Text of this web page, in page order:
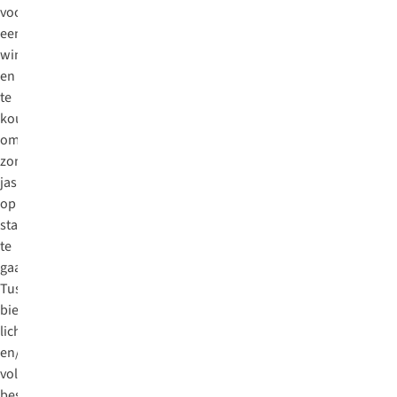
voor
een
winterjas
en
te
koud
om
zonder
jas
op
stap
te
gaan.
Tussenjassen
bieden
lichte
en/of
volledige